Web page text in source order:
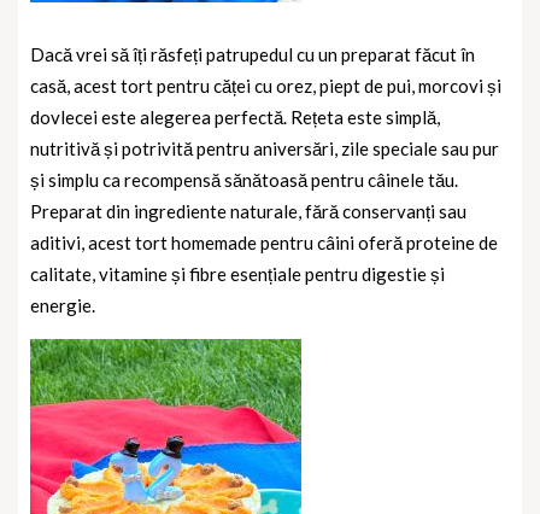
Dacă vrei să îți răsfeți patrupedul cu un preparat făcut în
casă, acest tort pentru căței cu orez, piept de pui, morcovi și
dovlecei este alegerea perfectă. Rețeta este simplă,
nutritivă și potrivită pentru aniversări, zile speciale sau pur
și simplu ca recompensă sănătoasă pentru câinele tău.
Preparat din ingrediente naturale, fără conservanți sau
aditivi, acest tort homemade pentru câini oferă proteine de
calitate, vitamine și fibre esențiale pentru digestie și
energie.